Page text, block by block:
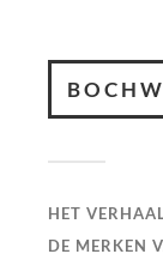
HET
DE MERKEN